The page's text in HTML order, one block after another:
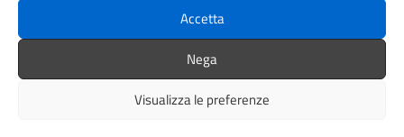
Accetta
Nega
Visualizza le preferenze
Informativa privacy
Dichiarazione di accessibilità
Feedback